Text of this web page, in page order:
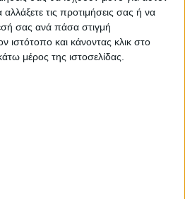
τις προτιμήσεις σας ή να
σας ανά πάσα στιγμή
ιστότοπο και κάνοντας κλικ στο
μέρος της ιστοσελίδας.
Εκμετάλλευσης»